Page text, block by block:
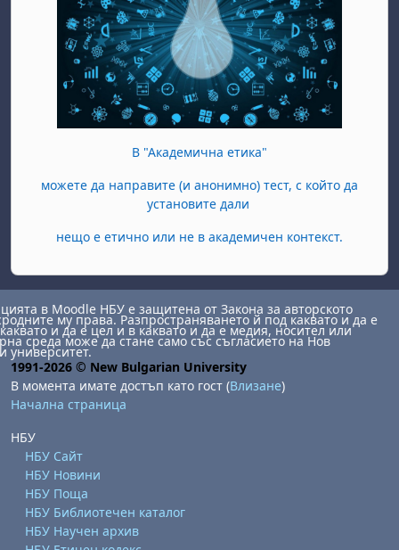
В "Академична етика"
можете да направите (и анонимно) тест, с който да
установите дали
нещо е етично или не в академичен контекст.
в Moodle НБУ е защитена от Закона за авторското
му права. Разпространяването й под каквато и да е
и да е цел и в каквато и да е медия, носител или
среда може да стане само със съгласието на Нов
университет.
1991-2026 © New Bulgarian University
В момента имате достъп като гост (Влизане)
Начална страница
НБУ
НБУ Сайт
НБУ Новини
НБУ Поща
НБУ Библиотечен каталог
НБУ Научен архив